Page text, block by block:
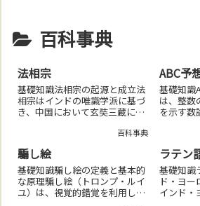
百科事典
法相宗
基礎知識法相宗の起源と成立法
相宗はインドの唯識学派に基づ
き、中国において玄奘三蔵によ
ある。唯識思想の中心理念法相
宗の中心思想である唯識思想
は、すべての現象が心の働きに
よるものであり、外界は実体を
持たないと説く。玄...
百科事典
ABC予
基礎知識
は、整数
を示す数
る特定
マーの
想はフェ
接に関連
騙し絵
基礎知識騙し絵の定義と基本的
な原理騙し絵（トロンプ・ルイ
ユ）は、視覚的錯覚を利用して
ラテン
基礎知識
ド・ヨー
インド・